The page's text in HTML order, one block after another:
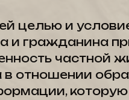
целью и
и гражданина
частной
отношении